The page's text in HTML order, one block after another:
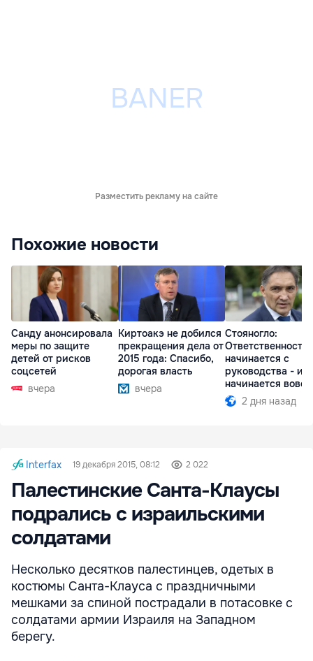
Разместить рекламу на сайте
Похожие новости
Санду анонсировала
меры по защите
детей от рисков
соцсетей
вчера
Киртоакэ не добился
прекращения дела от
2015 года: Спасибо,
дорогая власть
вчера
Стояногло:
Ответственность
начинается с
руководства -
начинается вовсе
2 дня назад
Interfax 19 декабря 2015, 08:12 2 022
Палестинские Санта-Клаусы
подрались с израильскими
солдатами
Несколько десятков палестинцев, одетых в
костюмы Санта-Клауса с праздничными
мешками за спиной пострадали в потасовке с
солдатами армии Израиля на Западном
берегу.